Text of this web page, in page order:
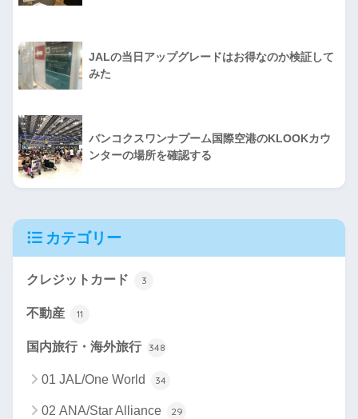
JALの当日アップグレードはお得なのか検証して
みた
バンコクスワンナプーム国際空港のKLOOKカウ
ンターの場所を確認する
カテゴリー
クレジットカード 3
不動産 11
国内旅行・海外旅行 348
01 JAL/One World 34
02 ANA/Star Alliance 29